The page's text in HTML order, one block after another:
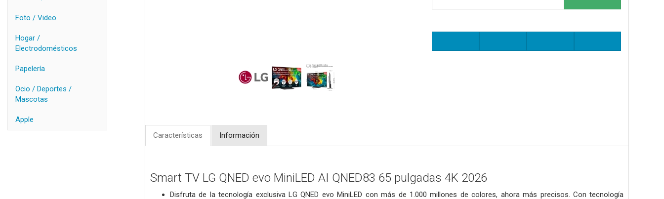
Foto / Video
Hogar /
Electrodomésticos
Papelería
Ocio / Deportes /
Mascotas
Apple
Características Información
Smart TV LG QNED evo MiniLED AI QNED83 65 pulgadas 4K 2026
Disfruta de la tecnología exclusiva LG QNED evo MiniLED con más de 1.000 millones de colores, ahora más precisos. Con tecnología